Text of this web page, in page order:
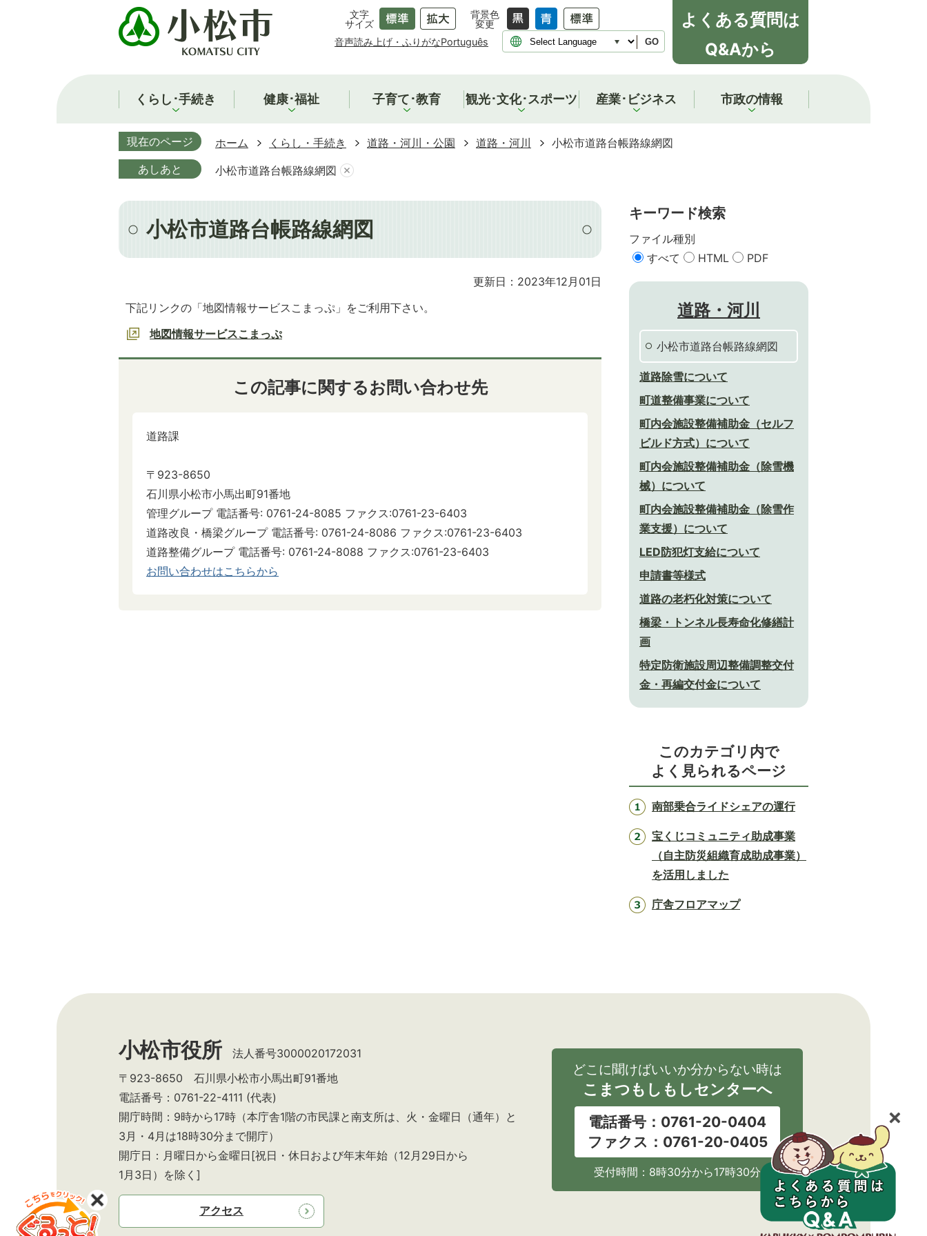
文字
サイズ
背景色
変更
音声読み上げ・ふりがなPortuguês GO
よくある質問は
Q&Aから
くらし･手続き 健康･福祉 子育て･教育 観光･文化･スポーツ 産業･ビジネス 市政の情報
現在のページ ホーム くらし・手続き 道路・河川・公園 道路・河川
小松市道路台帳路線網図
あしあと
小松市道路台帳路線網図
小松市道路台帳路線網図
更新日：2023年12月01日
下記リンクの「地図情報サービスこまっぷ」をご利用下さい。
地図情報サービスこまっぷ
この記事に関するお問い合わせ先
道路課
〒923-8650
石川県小松市小馬出町91番地
管理グループ 電話番号: 0761-24-8085 ファクス:0761-23-6403
道路改良・橋梁グループ 電話番号: 0761-24-8086 ファクス:0761-23-6403
道路整備グループ 電話番号: 0761-24-8088 ファクス:0761-23-6403
お問い合わせはこちらから
キーワード検索
ファイル種別
すべて
HTML PDF
道路・河川
小松市道路台帳路線網図
道路除雪について
町道整備事業について
町内会施設整備補助金（セルフ
ビルド方式）について
町内会施設整備補助金（除雪機
械）について
町内会施設整備補助金（除雪作
業支援）について
LED防犯灯支給について
申請書等様式
道路の老朽化対策について
橋梁・トンネル長寿命化修繕計
画
特定防衛施設周辺整備調整交付
金・再編交付金について
このカテゴリ内で
よく見られるページ
南部乗合ライドシェアの運行
宝くじコミュニティ助成事業
（自主防災組織育成助成事業）
を活用しました
庁舎フロアマップ
小松市役所
法人番号3000020172031
〒923-8650 石川県小松市小馬出町91番地
電話番号：0761-22-4111 (代表)
開庁時間：9時から17時（本庁舎1階の市民課と南支所は、火・金曜日（通年）と
3月・4月は18時30分まで開庁）
開庁日：月曜日から金曜日[祝日・休日および年末年始（12月29日から
1月3日）を除く]
アクセス
どこに聞けばいいか分からない時は
こまつもしもしセンターへ
電話番号：0761-20-0404
ファクス：0761-20-0405
受付時間：8時30分から17時30分